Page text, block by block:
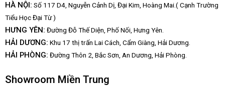
HÀ NỘI: Số 117 D4, Nguyễn Cảnh Dị, Đại Kim, Hoàng Mai.( Cạnh Trường
Tiểu Học Đại Từ )
HƯNG YÊN: Đường Đỗ Thế Diện, Phố Nối, Hưng Yên.
HẢI DƯƠNG: Khu 17 thị trấn Lai Cách, Cẩm Giàng, Hải Dương.
HẢI PHÒNG: Đường Thôn 2, Bắc Sơn, An Dương, Hải Phòng.
Showroom Miền Trung